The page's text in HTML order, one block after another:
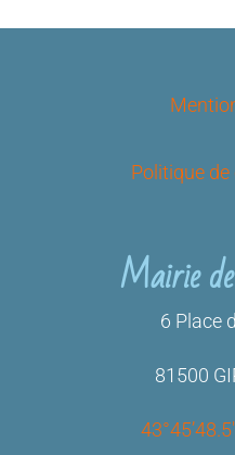
Politique
Mairie
6 Place
81500